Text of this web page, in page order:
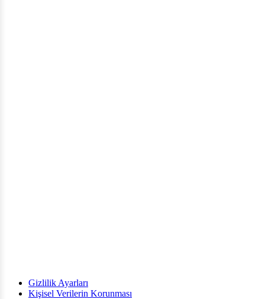
Gizlilik Ayarları
Kişisel Verilerin Korunması